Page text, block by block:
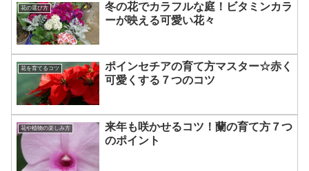
花の選び方
冬の花でカラフルな庭！ビタミンカラ
ーが映える可愛い花々
花を育てるコツ
ポインセチアの育て方マスター☆赤く
可愛くする７つのコツ
花や植物の楽しみ方
来年も咲かせるコツ！蘭の育て方７つ
のポイント